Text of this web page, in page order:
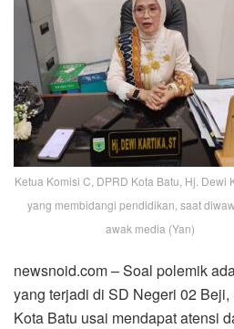
Ketua Komisi C, DPRD Kota Batu, Hj. Dewi
yang membidangi pendidikan, saat
awak media (Yan)
newsnoid.com – Soal polemik
yang terjadi di SD Negeri 02
Kota Batu usai mendapat atensi